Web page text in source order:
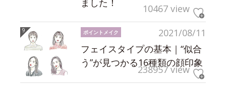
ました！
10467 view
2021/08/11
ポイントメイク
フェイスタイプの基本｜“似合
う”が見つかる16種類の顔印象
238957 view